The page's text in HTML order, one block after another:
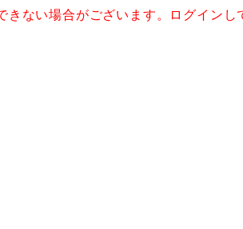
きない場合がございます。ログインし